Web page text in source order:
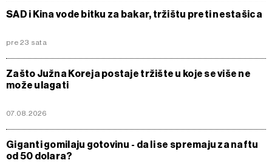
SAD i Kina vode bitku za bakar, tržištu preti nestašica
pre 23 sata
Zašto Južna Koreja postaje tržište u koje se više ne
može ulagati
07.08.2026
Giganti gomilaju gotovinu - da li se spremaju za naftu
od 50 dolara?